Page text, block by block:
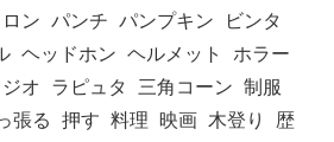
ン パンチ パンプキン
ビンタ
ヘッドホン ヘルメット
ホラー
オ ラピュタ 三角コーン 制服
張る 押す 料理 映画 木登り
歴